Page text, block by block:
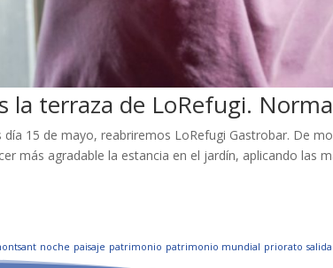
la terraza de LoRefugi.
día 15 de mayo, reabriremos LoRefugi Gastrobar. De
más agradable la estancia en el jardín, aplicando las
noche paisaje patrimonio patrimonio mundial priorato salida